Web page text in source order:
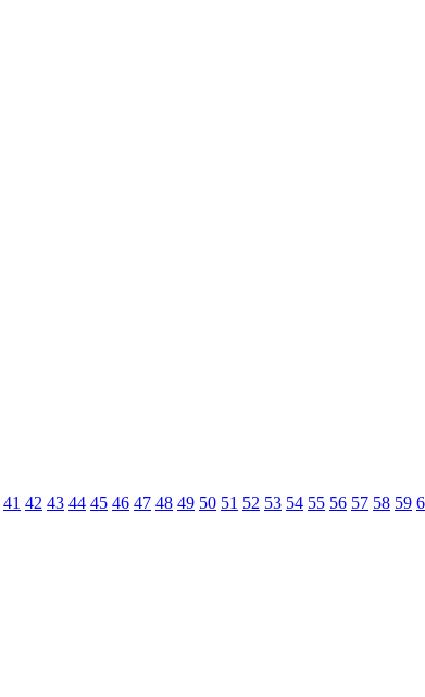
41 42 43 44 45 46 47 48 49 50 51 52 53 54 55 56 57 58 59